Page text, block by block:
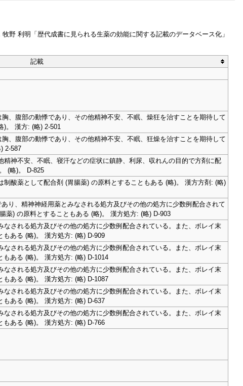
野 利明「歴代成書に見られる生薬の効能に関する記載のデータベース化」
記載
、腹部の動悸であり、その他精神不安、不眠、燥狂を治すことを期待して
)。 漢方: (略) 2-501
、腹部の動悸であり、その他精神不安、不眠、狂燥を治すことを期待して
2-587
精神不安、不眠、寝汗などの症状に鎮静、利尿、収れんの目的で方剤に配
(略)。 D-825
制酸薬として配合剤 (胃腸薬) の原料とすることもある (略)。 漢方方剤: (略)
り、精神神経用薬とみなされる処方及びその他の処方に少数例配合されて
薬) の原料とすることもある (略)。 漢方処方: (略) D-903
なされる処方及びその他の処方に少数例配合されている。また、ボレイ末
ある (略)。 漢方処方: (略) D-909
なされる処方及びその他の処方に少数例配合されている。また、ボレイ末
ある (略)。 漢方処方: (略) D-1014
なされる処方及びその他の処方に少数例配合されている。また、ボレイ末
ある (略)。 漢方処方: (略) D-1087
なされる処方及びその他の処方に少数例配合されている。また、ボレイ末
ある (略)。 漢方処方: (略) D-637
なされる処方及びその他の処方に少数例配合されている。また、ボレイ末
ある (略)。 漢方処方: (略) D-766